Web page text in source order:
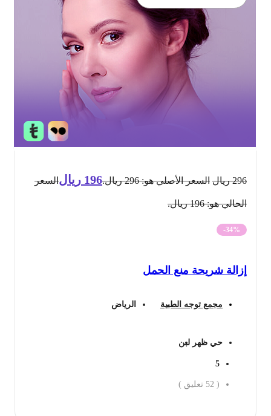
ريال السعر الأصلي هو: 296 ريال. 196 ريالالسعر
الحالي هو: 196 ريال.
-34%
إزالة شريحة منع الحمل
مجمع توجه الطبية الرياض
حي ظهر لبن
52 تعليق )